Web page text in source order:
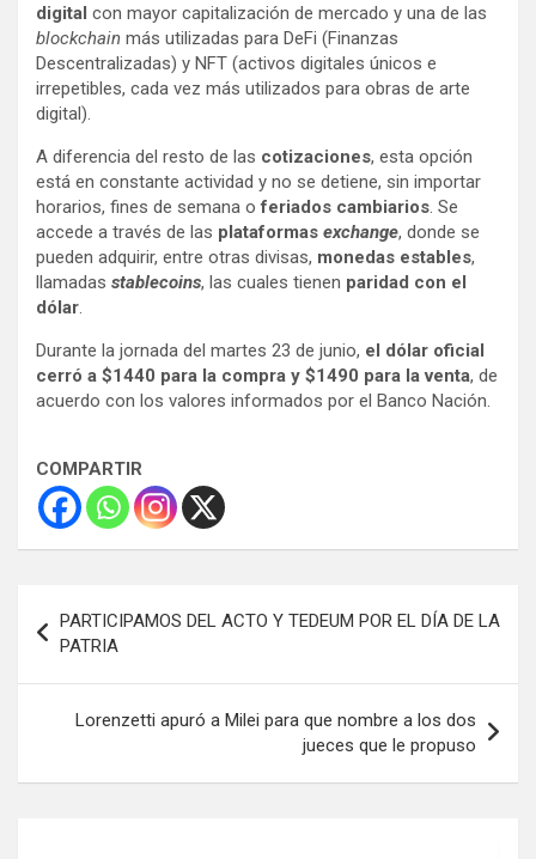
digital con mayor capitalización de mercado y una de las
blockchain más utilizadas para DeFi (Finanzas
Descentralizadas) y NFT (activos digitales únicos e
irrepetibles, cada vez más utilizados para obras de arte
digital).
A diferencia del resto de las cotizaciones, esta opción
está en constante actividad y no se detiene, sin importar
horarios, fines de semana oferiados cambiarios . Se
accede a través de las plataformas exchange, donde se
pueden adquirir, entre otras divisas, monedas estables,
llamadas stablecoins, las cuales tienen paridad con el
dólar
Durante la jornada del martes 23 de junio, el dólar oficial
cerró a $1440 para la compra y $1490 para la venta, de
acuerdo con los valores informados por el Banco Nación.
COMPARTIR
de
entradas
PARTICIPAMOS DEL ACTO Y TEDEUM POR EL DÍA DE LA
PATRIA
Lorenzetti apuró a Milei para que nombre a los dos
jueces que le propuso